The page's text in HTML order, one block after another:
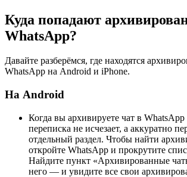
Куда попадают
WhatsApp?
Давайте разберёмся, где находятся
WhatsApp на Android и iPhone.
На Android
Когда вы архивируете чат в
переписка не исчезает, а аккуратно
отдельный раздел. Чтобы найти
откройте WhatsApp и прокрутите
Найдите пункт «Архивированные
него — и увидите все свои